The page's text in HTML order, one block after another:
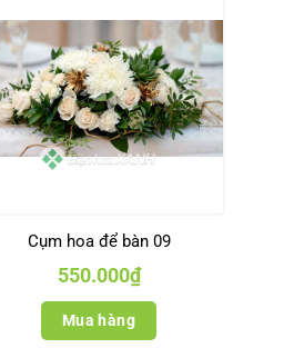
Cụm hoa để bàn 09
550.000₫
Mua hàng